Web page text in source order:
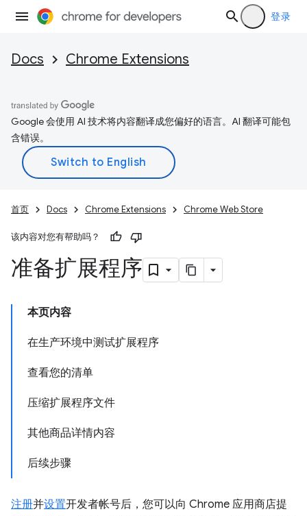
登录
Docs Chrome Extensions
Google 会使用 AI 技术将内容翻译成您偏好的语言。AI 翻译可能包
含错误。
首页 Docs Chrome Extensions Chrome Web Store
该内容对您有帮助吗？
准备扩展程序
本页内容
在生产环境中测试扩展程序
查看您的清单
压缩扩展程序文件
其他商品详情内容
后续步骤
注册并设置开发者帐号后，您可以向 Chrome 应用商店提